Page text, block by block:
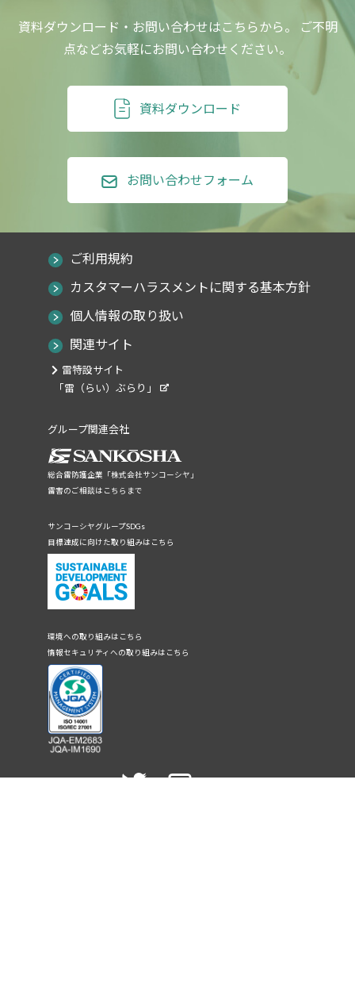
資料ダウンロード・お問い合わせはこちらから。
ご不明
点などお気軽にお問い合わせください。
資料ダウンロード
お問い合わせフォーム
ご利用規約
カスタマーハラスメントに関する基本方針
個人情報の取り扱い
関連サイト
雷特設サイト
「雷（らい）ぶらり」
グループ関連会社
総合雷防護企業「株式会社サンコーシヤ」
雷害のご相談はこちらまで
サンコーシヤグループSDGs
目標達成に向けた取り組みはこちら
環境への取り組みはこちら
情報セキュリティへの取り組みはこちら